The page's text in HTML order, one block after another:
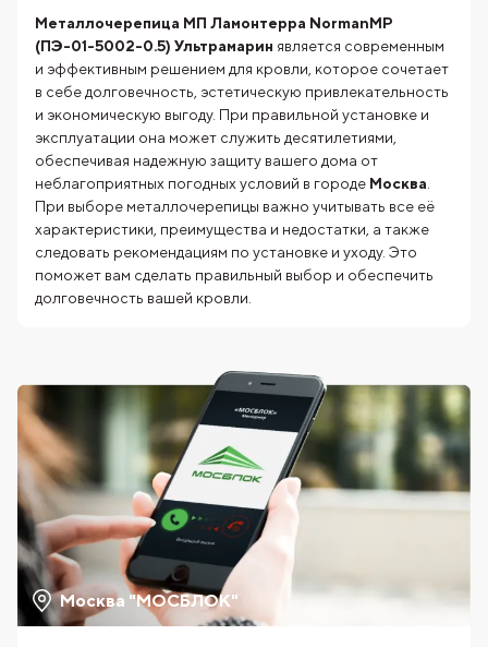
Металлочерепица МП Ламонтерра NormanMP
(ПЭ-01-5002-0.5) Ультрамарин является современным
и эффективным решением для кровли, которое сочетает
в себе долговечность, эстетическую привлекательность
и экономическую выгоду. При правильной установке и
эксплуатации она может служить десятилетиями,
обеспечивая надежную защиту вашего дома от
неблагоприятных погодных условий в городе Москва
При выборе металлочерепицы важно учитывать все её
характеристики, преимущества и недостатки, а также
следовать рекомендациям по установке и уходу. Это
поможет вам сделать правильный выбор и обеспечить
долговечность вашей кровли.
Москва "МОСБЛОК"